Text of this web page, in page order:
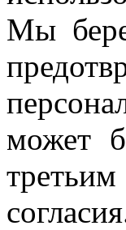
Мы
может